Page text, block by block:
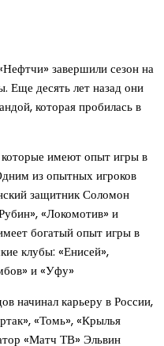
завершили сезон на
Еще десять лет назад они
которая пробилась в
имеют опыт игры в
из опытных игроков
защитник Соломон
«Локомотив» и
богатый опыт игры в
клубы: «Енисей»,
и «Уфу»
начинал карьеру в России,
«Томь», «Крылья
«Матч ТВ» Эльвин